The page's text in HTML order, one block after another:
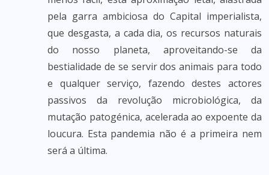
pela garra ambiciosa do Capital imperialista,
que desgasta, a cada dia, os recursos naturais
do nosso planeta, aproveitando-se da
bestialidade de se servir dos animais para todo
e qualquer serviço, fazendo destes actores
passivos da revolução microbiológica, da
mutação patogénica, acelerada ao expoente da
loucura. Esta pandemia não é a primeira nem
será a última.